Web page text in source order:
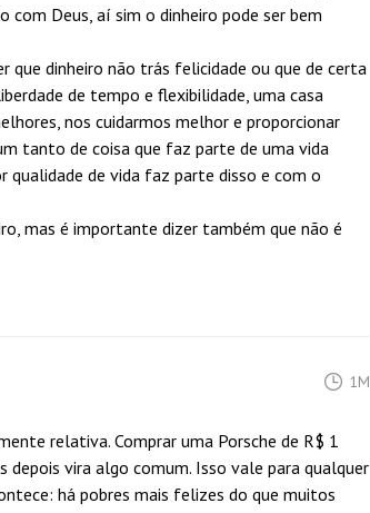
com Deus, aí sim o dinheiro pode ser bem
que dinheiro não trás felicidade ou que de certa
de tempo e flexibilidade, uma casa
nos cuidarmos melhor e proporcionar
tanto de coisa que faz parte de uma vida
de vida faz parte disso e com o
mas é importante dizer também que não é
1M
relativa. Comprar uma Porsche de R$ 1
depois vira algo comum. Isso vale para qualquer
há pobres mais felizes do que muitos